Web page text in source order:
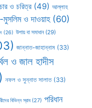
ও চরিত্র(49) আল্লাহ
ও দাওয়াহ(60)
(26) উপায় বা সমাধান(29)
জান্নাত-জাহান্নাম (33)
ও জাল হাদীস
নফল ও সুন্নাত সালাত(33)
বিভিন্ন স্রাব(27) পরিধান